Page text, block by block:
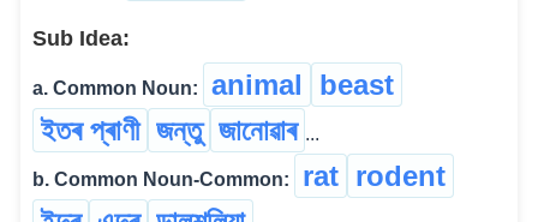
Sub Idea:
a. Common Noun: animal
beast
ইতৰ প্ৰাণী জন্তু জানোৱাৰ ...
b. Common Noun-Common: rat rodent